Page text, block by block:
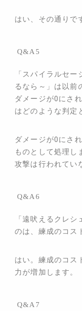
はい、その通りで
Q&A5
「スパイラルセ
るなら～」は以前
ダメージが0にさ
はどのような判定
ダメージが0にさ
ものとして処理し
攻撃は行われてい
Q&A6
「遠吠えるクレ
のは、練成のコス
はい。練成のコス
力が増加します。
Q&A7